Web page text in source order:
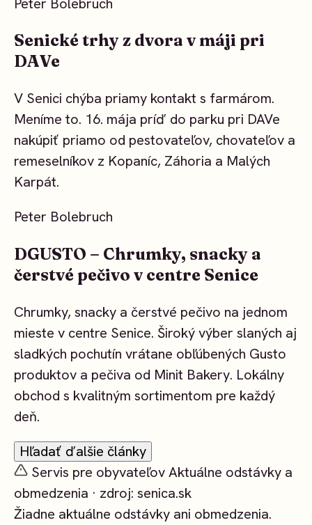
Senické trhy z dvora v máji pri
DAVe
V Senici chýba priamy kontakt s farmárom.
Meníme to. 16. mája príď do parku pri DAVe
nakúpiť priamo od pestovateľov, chovateľov a
remeselníkov z Kopaníc, Záhoria a Malých
Karpát.
Peter Bolebruch
DGUSTO – Chrumky, snacky a
čerstvé pečivo v centre Senice
Chrumky, snacky a čerstvé pečivo na jednom
mieste v centre Senice. Široký výber slaných aj
sladkých pochutín vrátane obľúbených Gusto
produktov a pečiva od Minit Bakery. Lokálny
obchod s kvalitným sortimentom pre každý
deň.
Hľadať ďalšie články
Servis pre obyvateľovAktuálne odstávky a
obmedzenia · zdroj: senica.sk
Žiadne aktuálne odstávky ani obmedzenia.